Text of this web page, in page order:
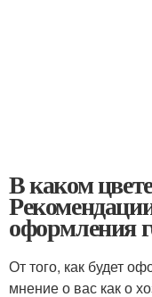
В каком
оформления
От того, как будет
мнение о вас как о